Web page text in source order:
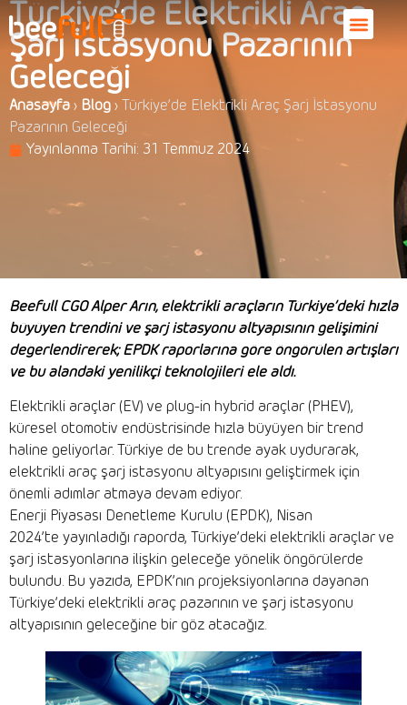
Türkiye’de Elektrikli Araç
Şarj İstasyonu Pazarının
Geleceği
Anasayfa › Blog › Türkiye’de Elektrikli Araç Şarj İstasyonu
Pazarının Geleceği
Yayınlanma Tarihi: 31 Temmuz 2024
Beefull CGO Alper Arın, elektrikli araçların Türkiye’deki hızla
büyüyen trendini ve şarj istasyonu altyapısının gelişimini
değerlendirerek; EPDK raporlarına göre öngörülen artışları
ve bu alandaki yenilikçi teknolojileri ele aldı.
Elektrikli araçlar (EV) ve plug-in hybrid araçlar (PHEV),
küresel otomotiv endüstrisinde hızla büyüyen bir trend
haline geliyorlar. Türkiye de bu trende ayak uydurarak,
elektrikli araç şarj istasyonu altyapısını geliştirmek için
önemli adımlar atmaya devam ediyor.
Enerji Piyasası Denetleme Kurulu (EPDK), Nisan
2024’te yayınladığı raporda, Türkiye’deki elektrikli araçlar ve
şarj istasyonlarına ilişkin geleceğe yönelik öngörülerde
bulundu. Bu yazıda, EPDK’nın projeksiyonlarına dayanan
Türkiye’deki elektrikli araç pazarının ve şarj istasyonu
altyapısının geleceğine bir göz atacağız.